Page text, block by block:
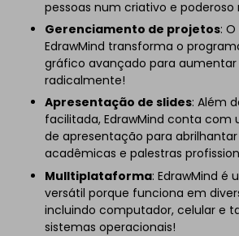
pessoas num criativo e
Gerenciamento de projetos:
EdrawMind transforma o
gráfico avançado para
radicalmente!
Apresentação de slides: Além
facilitada, EdrawMind conta com
de apresentação para abrilhantar
acadêmicas e palestras
Mulltiplataforma: EdrawMind é
versátil porque funciona em
incluindo computador, celular e
sistemas operacionais!